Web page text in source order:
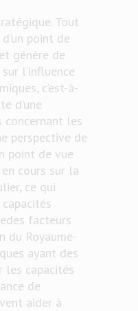
Tout
point de
génère de
l’influence
c’est-à-
d’une
concernant les
perspective de
point de vue
cours sur la
ce qui
facteurs
du Royaume-
ayant des
les capacités
de
aider à